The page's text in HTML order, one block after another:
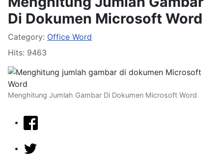
Di Dokumen Microsoft Word
Details
Category: Office Word
Hits: 9463
Menghitung Jumlah Gambar Di Dokumen Microsoft Word